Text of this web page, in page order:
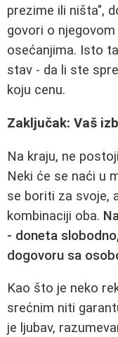
prezime ili ništa",
govori o
osećanjima. Isto
stav - da li ste
koju cenu.
Zaključak: Vaš
Na kraju, ne
Neki će se naći u
se boriti za svoje,
kombinaciji oba.
- doneta
dogovoru sa
Kao što je neko
srećnim niti
je ljubav,